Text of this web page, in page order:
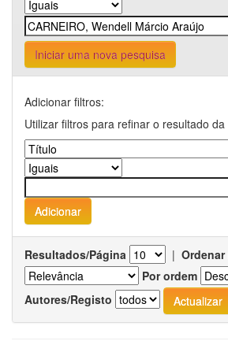
Iniciar uma nova pesquisa
Adicionar filtros:
Utilizar filtros para refinar o resultado da
Resultados/Página |
Por ordem
Autores/Registo